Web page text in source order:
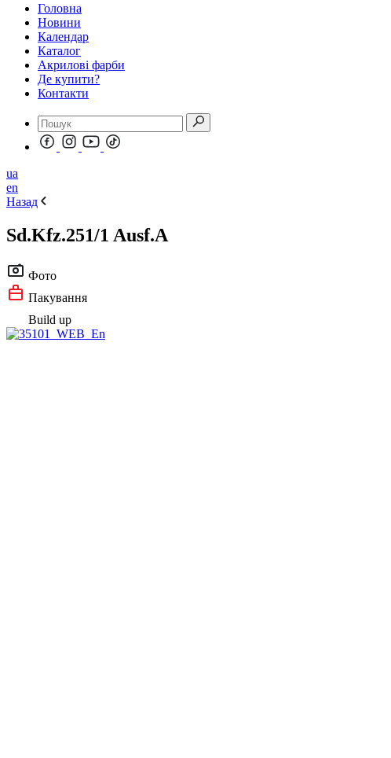
Головна
Новини
Календар
Каталог
Акрилові фарби
Де купити?
Контакти
ua
en
Назад
Sd.Kfz.251/1 Ausf.A
Фото
Пакування
Build up